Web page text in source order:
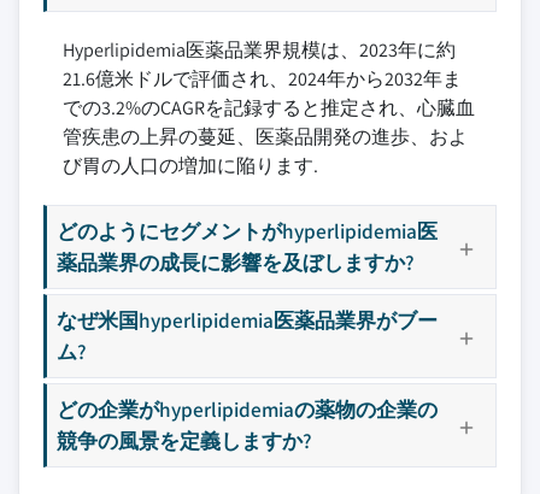
Hyperlipidemia医薬品業界規模は、2023年に約
21.6億米ドルで評価され、2024年から2032年ま
での3.2%のCAGRを記録すると推定され、心臓血
管疾患の上昇の蔓延、医薬品開発の進歩、およ
び胃の人口の増加に陥ります.
どのようにセグメントがhyperlipidemia医
薬品業界の成長に影響を及ぼしますか?
なぜ米国hyperlipidemia医薬品業界がブー
ム?
どの企業がhyperlipidemiaの薬物の企業の
競争の風景を定義しますか?